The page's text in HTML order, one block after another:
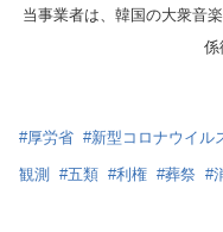
当事業者は、韓国の大衆音
係
#厚労省 #新型コロナウイル
観測 #五類 #利権 #葬祭 #